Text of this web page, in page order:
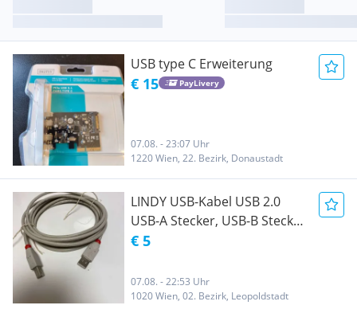
USB type C Erweiterung
€ 15 PayLivery
07.08. - 23:07 Uhr
1220 Wien, 22. Bezirk, Donaustadt
LINDY USB-Kabel USB 2.0
USB-A Stecker, USB-B Stecker
3m Grau
€ 5
07.08. - 22:53 Uhr
1020 Wien, 02. Bezirk, Leopoldstadt